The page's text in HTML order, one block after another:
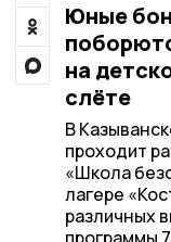
Юные
на
слёте
В
проходит
«Школа
лагере
различных